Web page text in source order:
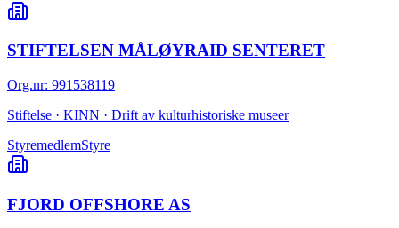
STIFTELSEN MÅLØYRAID SENTERET
Org.nr: 991538119
Stiftelse · KINN · Drift av kulturhistoriske museer
StyremedlemStyre
FJORD OFFSHORE AS